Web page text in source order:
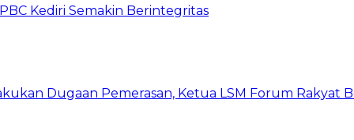
Kediri Semakin Berintegritas
Dugaan Pemerasan, Ketua LSM Forum Rakyat